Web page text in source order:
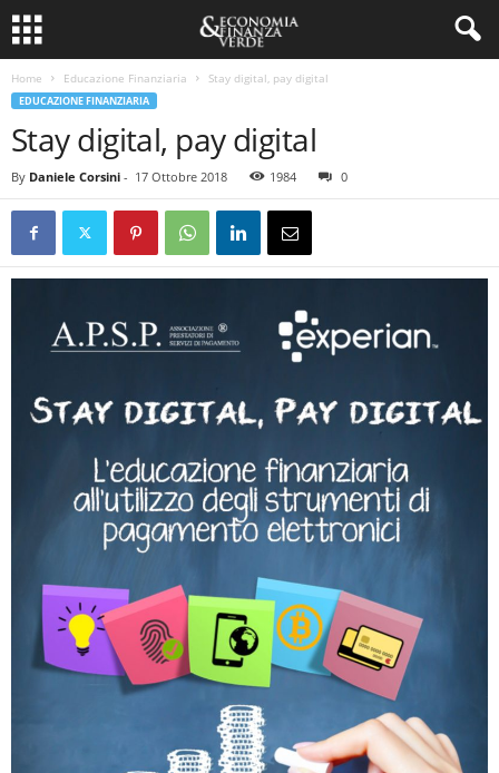
Home Educazione Finanziaria Stay digital, pay digital
EDUCAZIONE FINANZIARIA
Stay digital, pay digital
By Daniele Corsini - 17 Ottobre 2018 1984 0